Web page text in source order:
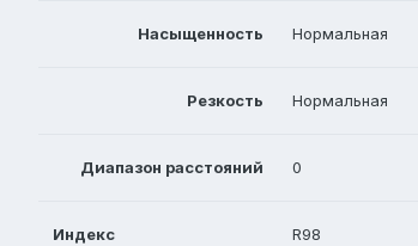
Насыщенность Нормальная
Резкость Нормальная
Диапазон расстояний 0
Индекс
R98